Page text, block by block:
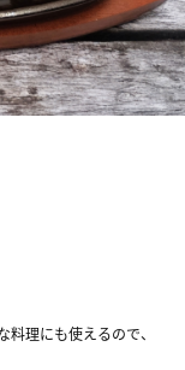
理にも使えるので、